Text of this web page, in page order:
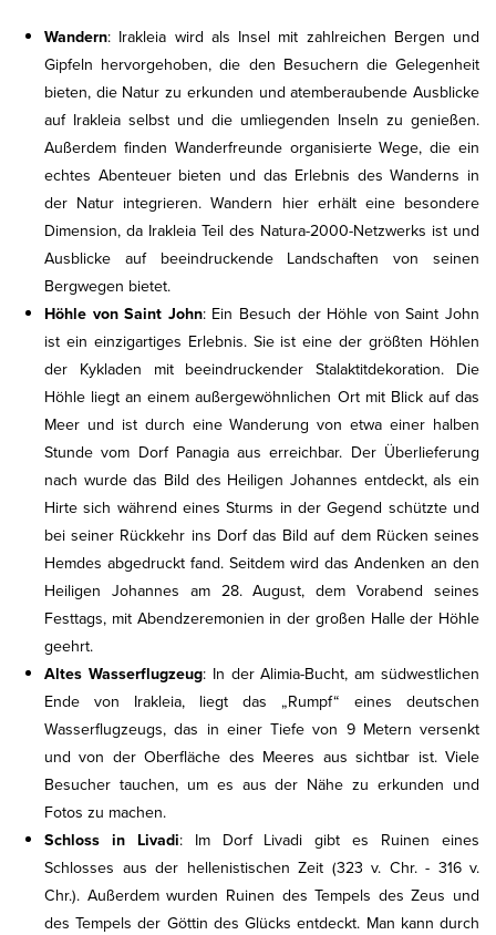
Wandern: Irakleia wird als Insel mit zahlreichen Bergen und
Gipfeln hervorgehoben, die den Besuchern die Gelegenheit
bieten, die Natur zu erkunden und atemberaubende Ausblicke
auf Irakleia selbst und die umliegenden Inseln zu genießen.
Außerdem finden Wanderfreunde organisierte Wege, die ein
echtes Abenteuer bieten und das Erlebnis des Wanderns in
der Natur integrieren. Wandern hier erhält eine besondere
Dimension, da Irakleia Teil des Natura-2000-Netzwerks ist und
Ausblicke auf beeindruckende Landschaften von seinen
Bergwegen bietet.
Höhle von Saint John: Ein Besuch der Höhle von Saint John
ist ein einzigartiges Erlebnis. Sie ist eine der größten Höhlen
der Kykladen mit beeindruckender Stalaktitdekoration. Die
Höhle liegt an einem außergewöhnlichen Ort mit Blick auf das
Meer und ist durch eine Wanderung von etwa einer halben
Stunde vom Dorf Panagia aus erreichbar. Der Überlieferung
nach wurde das Bild des Heiligen Johannes entdeckt, als ein
Hirte sich während eines Sturms in der Gegend schützte und
bei seiner Rückkehr ins Dorf das Bild auf dem Rücken seines
Hemdes abgedruckt fand. Seitdem wird das Andenken an den
Heiligen Johannes am 28. August, dem Vorabend seines
Festtags, mit Abendzeremonien in der großen Halle der Höhle
geehrt.
Altes Wasserflugzeug: In der Alimia-Bucht, am südwestlichen
Ende von Irakleia, liegt das „Rumpf“ eines deutschen
Wasserflugzeugs, das in einer Tiefe von 9 Metern versenkt
und von der Oberfläche des Meeres aus sichtbar ist. Viele
Besucher tauchen, um es aus der Nähe zu erkunden und
Fotos zu machen.
Schloss in Livadi: Im Dorf Livadi gibt es Ruinen eines
Schlosses aus der hellenistischen Zeit (323 v. Chr. - 316 v.
Chr.). Außerdem wurden Ruinen des Tempels des Zeus und
des Tempels der Göttin des Glücks entdeckt. Man kann durch